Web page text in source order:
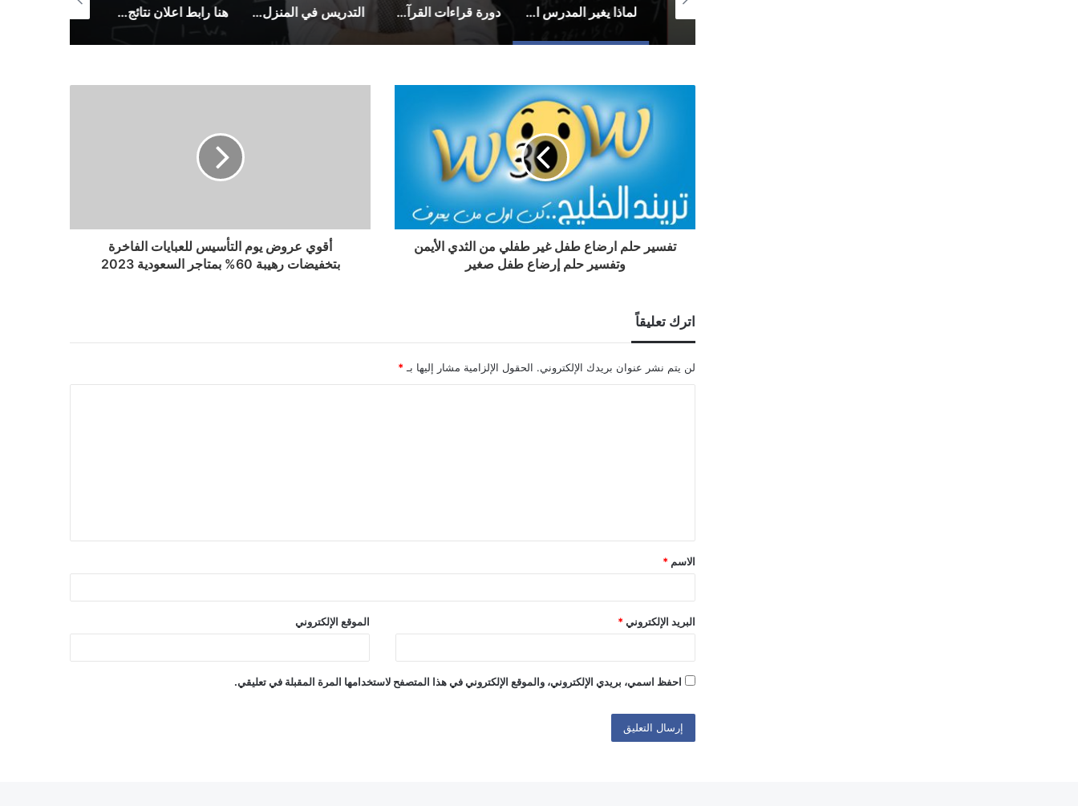
لماذا يغير المدرس الإنجليزي الخصوصي بالرياض على منصة القورو مستقبل تعلمك؟ دورة قراءات القرآن (قراءات العشر) لغير الناطقين بالعربية التدريس في المنزل والحصص الخصوصية: تحول في التعليم وتحسين للمستقبل هنا رابط اعلان نتائج الثالث متوسط تمهيدي بالعراق 2023 وزارة التربية العراقية جميع المحافظات
تفسير حلم ارضاع طفل غير طفلي من الثدي الأيمن
وتفسير حلم إرضاع طفل صغير
أقوي عروض يوم التأسيس للعبايات الفاخرة
بتخفيضات رهيبة 60% بمتاجر السعودية 2023
اترك تعليقاً
لن يتم نشر عنوان بريدك الإلكتروني. الحقول الإلزامية مشار إليها بـ *
ق
*
الاسم *
البريد الإلكتروني * الموقع الإلكتروني
احفظ اسمي، بريدي الإلكتروني، والموقع الإلكتروني في هذا المتصفح لاستخدامها المرة المقبلة في تعليقي.